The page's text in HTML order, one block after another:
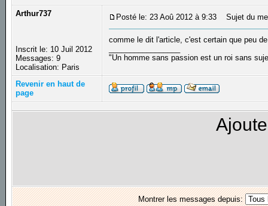
Arthur737
Inscrit le: 10 Juil 2012
Messages: 9
Localisation: Paris
Posté le: 23 Aoû 2012 à 9:33 Sujet du
comme le dit l'article, c'est certain que peu
"Un homme sans passion est un roi sans
Revenir en haut de
page
Montrer les messages depuis: